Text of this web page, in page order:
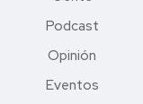
Podcast
Opinión
Eventos